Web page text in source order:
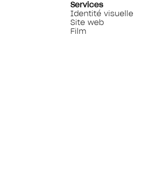
Services
Identité visuelle
Site web
Film